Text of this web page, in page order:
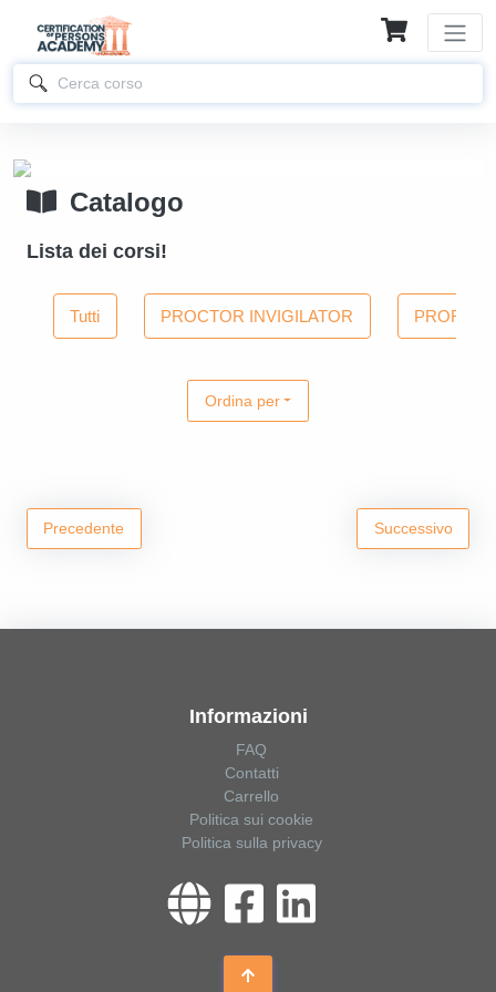
Catalogo
Lista dei corsi!
Tutti PROCTOR INVIGILATOR
Ordina per
Precedente Successivo
Informazioni
FAQ
Contatti
Carrello
Politica sui cookie
Politica sulla privacy